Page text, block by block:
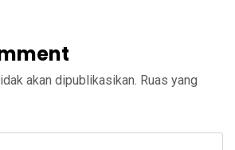
akan dipublikasikan. Ruas yang